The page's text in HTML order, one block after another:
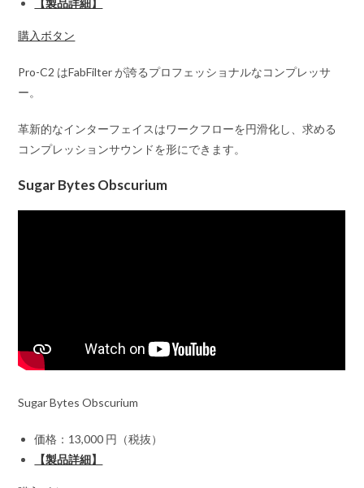
【製品詳細】
購入ボタン
Pro-C2 はFabFilter が誇るプロフェッショナルなコンプレッサ
ー。
革新的なインターフェイスはワークフローを円滑化し、求める
コンプレッションサウンドを形にできます。
Sugar Bytes Obscurium
Sugar Bytes Obscurium
価格：13,000 円（税抜）
【製品詳細】